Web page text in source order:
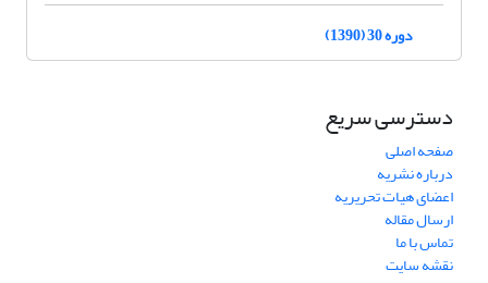
دوره 30 (1390)
دسترسی سریع
صفحه اصلی
درباره نشریه
اعضای هیات تحریریه
ارسال مقاله
تماس با ما
نقشه سایت